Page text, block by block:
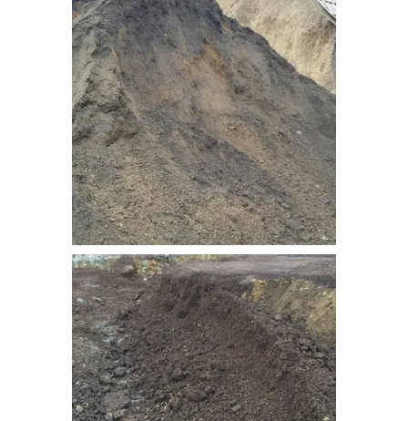
bitkisel_toprak-9
bitkisel_toprak-10